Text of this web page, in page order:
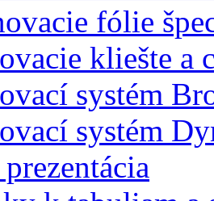
fólie
kliešte a
systém
systém